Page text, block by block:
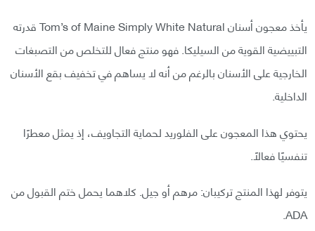
يأخذ معجون أسنان Tom’s of Maine Simply White Natural قدرته
التبييضية القوية من السيليكا. فهو منتج فعال للتخلص من التصبغات
الخارجية على الأسنان بالرغم من أنه لا يساهم في تخفيف بقع الأسنان
الداخلية.
يحتوي هذا المعجون على الفلوريد لحماية التجاويف، إذ يمثل معطرًا
تنفسيًا فعالًا.
يتوفر لهذا المنتج تركيبان: مرهم أو جيل. كلاهما يحمل ختم القبول من
ADA.